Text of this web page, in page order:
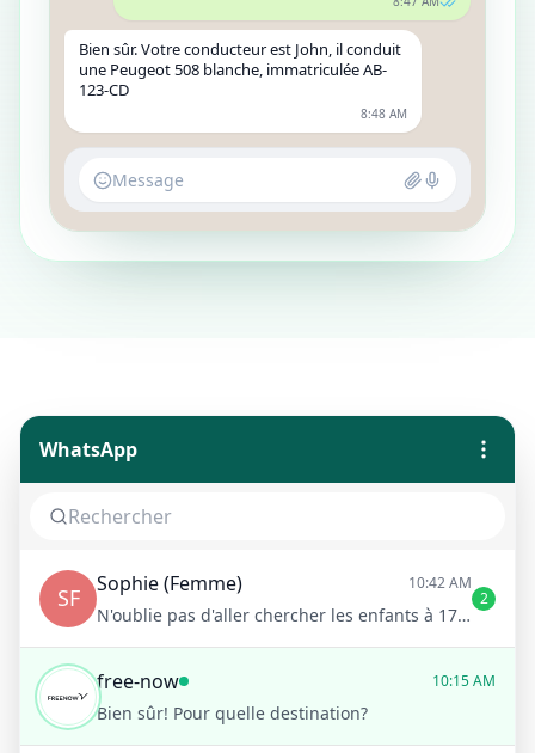
Bien sûr. Votre conducteur est John, il conduit
une Peugeot 508 blanche, immatriculée AB-
123-CD
8:48 AM
Message
WhatsApp
SF Sophie (Femme) 10:42 AM
N'oublie pas d'aller chercher les enfants à 17h !
2
free-now 10:15 AM
Bien sûr! Pour quelle destination?